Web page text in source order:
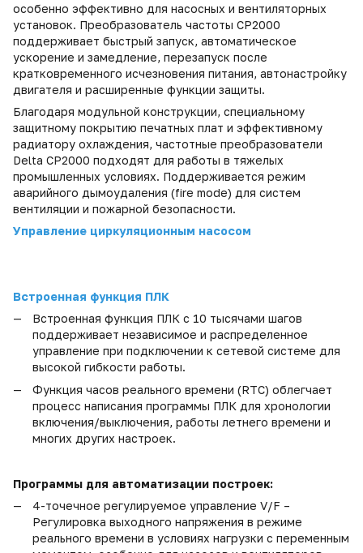
особенно эффективно для насосных и вентиляторных
установок. Преобразователь частоты CP2000
поддерживает быстрый запуск, автоматическое
ускорение и замедление, перезапуск после
кратковременного исчезновения питания, автонастройку
двигателя и расширенные функции защиты.
Благодаря модульной конструкции, специальному
защитному покрытию печатных плат и эффективному
радиатору охлаждения, частотные преобразователи
Delta CP2000 подходят для работы в тяжелых
промышленных условиях. Поддерживается режим
аварийного дымоудаления (fire mode) для систем
вентиляции и пожарной безопасности.
Управление циркуляционным насосом
Встроенная функция ПЛК
Встроенная функция ПЛК с 10 тысячами шагов
поддерживает независимое и распределенное
управление при подключении к сетевой системе для
высокой гибкости работы.
Функция часов реального времени (RTC) облегчает
процесс написания программы ПЛК для хронологии
включения/выключения, работы летнего времени и
многих других настроек.
Программы для автоматизации построек:
4-точечное регулируемое управление V/F –
Регулировка выходного напряжения в режиме
реального времени в условиях нагрузки с переменным